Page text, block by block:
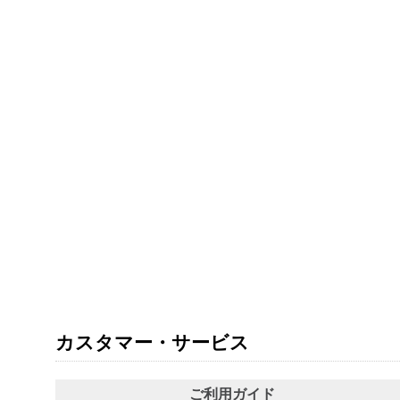
カスタマー・サービス
ご利用ガイド